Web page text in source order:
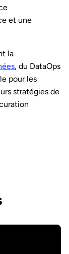
et une
la
, du DataOps
pour les
stratégies de